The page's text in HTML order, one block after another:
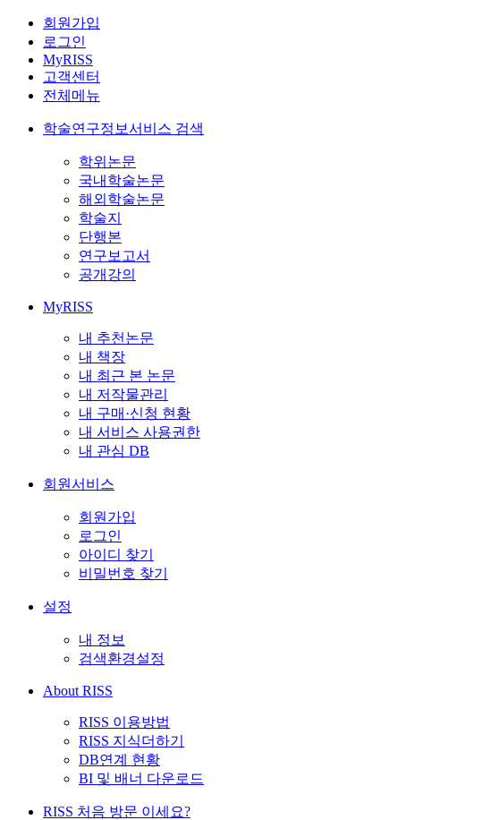
회원가입
로그인
MyRISS
고객센터
전체메뉴
학술연구정보서비스 검색
학위논문
국내학술논문
해외학술논문
학술지
단행본
연구보고서
공개강의
MyRISS
내 추천논문
내 책장
내 최근 본 논문
내 저작물관리
내 구매·신청 현황
내 서비스 사용권한
내 관심 DB
회원서비스
회원가입
로그인
아이디 찾기
비밀번호 찾기
설정
내 정보
검색환경설정
About RISS
RISS 이용방법
RISS 지식더하기
DB연계 현황
BI 및 배너 다운로드
RISS 처음 방문 이세요?